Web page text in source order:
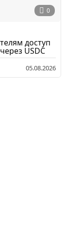
0
доступ
USDC
05.08.2026